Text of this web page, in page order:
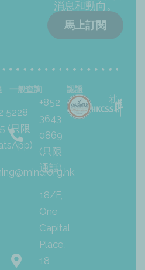
消息和動向。
馬上訂閱
5228
(只限
一般查詢
+852
3643
0869
(只限
通話)
18/F,
One
Capital
Place,
18
認證